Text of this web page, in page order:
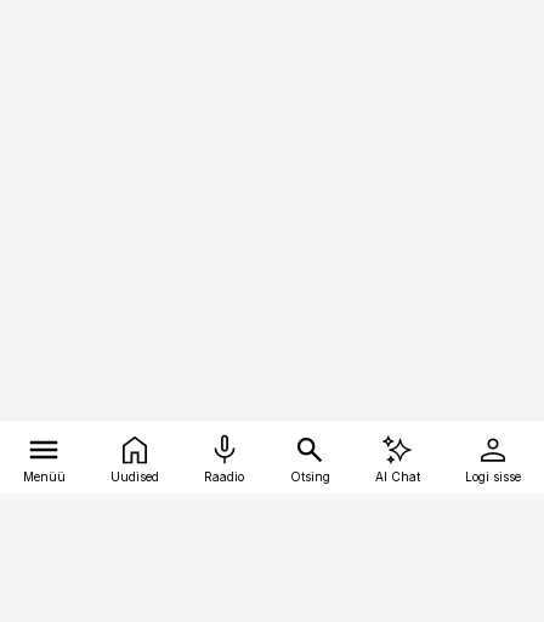
Menüü Uudised Raadio Otsing AI Chat Logi sisse